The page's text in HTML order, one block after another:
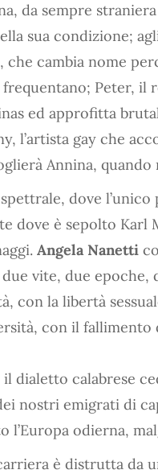
da sempre
sua condizione;
cambia nome
Peter, il
ed approfitta
l’artista gay che
Annina, quando
dove
dove è sepolto Karl
Angela Nanetti
vite, due epoche,
con la libertà
con il
dialetto calabrese
nostri emigrati di
l’Europa odierna,
è distrutta da